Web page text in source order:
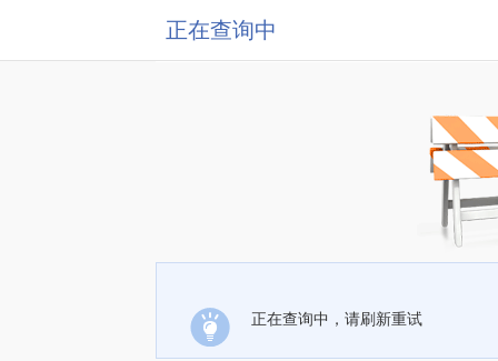
正在查询中
正在查询中，请刷新重试